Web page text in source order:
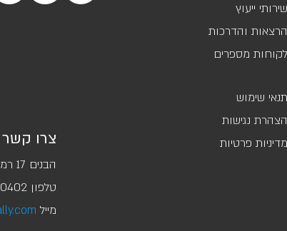
צרו קשר
הבנים 17 רמת השרון
טלפון ‭054-6540402‬
מייל
שירותי ייעוץ
הרצאות והדרכות
לקוחות מספרים
תנאי שימוש
הצהרת נגישות
מדיניות פרטיות